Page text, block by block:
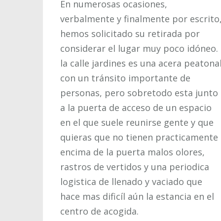
En numerosas ocasiones,
verbalmente y finalmente por
hemos solicitado su retirada por
considerar el lugar muy poco idóneo.
la calle jardines es una acera
con un tránsito importante de
personas, pero sobretodo esta junto
a la puerta de acceso de un espacio
en el que suele reunirse gente y que
quieras que no tienen practicamente
encima de la puerta malos olores,
rastros de vertidos y una periodica
logistica de llenado y vaciado que
hace mas dificíl aún la estancia en el
centro de acogida.